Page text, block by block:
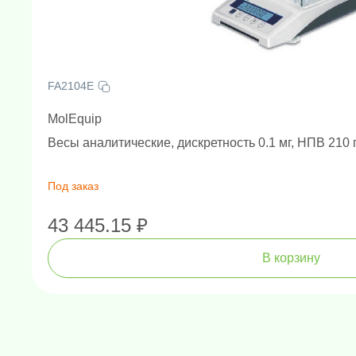
FA2104E
MolEquip
Весы аналитические, дискретность 0.1 мг, НПВ 210
Под заказ
43 445.15 ₽
В корзину